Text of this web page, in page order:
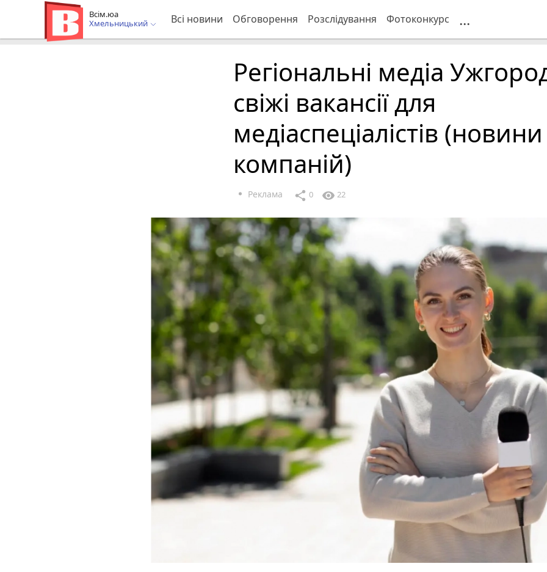
Всім.юа
Хмельницький
Всі новини Обговорення Розслідування Фотоконкурс ...
Регіональні медіа
свіжі вакансії для
медіаспеціалістів (новини
компаній)
Реклама share 0 visibility 22